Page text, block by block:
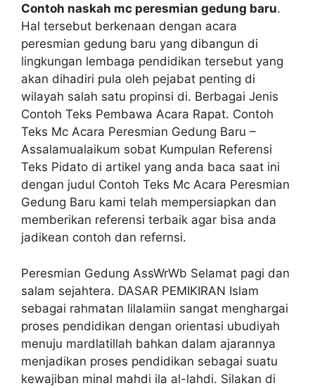
Contoh naskah mc peresmian gedung baru.
Hal tersebut berkenaan dengan acara
peresmian gedung baru yang dibangun di
lingkungan lembaga pendidikan tersebut yang
akan dihadiri pula oleh pejabat penting di
wilayah salah satu propinsi di. Berbagai Jenis
Contoh Teks Pembawa Acara Rapat. Contoh
Teks Mc Acara Peresmian Gedung Baru –
Assalamualaikum sobat Kumpulan Referensi
Teks Pidato di artikel yang anda baca saat ini
dengan judul Contoh Teks Mc Acara Peresmian
Gedung Baru kami telah mempersiapkan dan
memberikan referensi terbaik agar bisa anda
jadikean contoh dan refernsi.
Peresmian Gedung AssWrWb Selamat pagi dan
salam sejahtera. DASAR PEMIKIRAN Islam
sebagai rahmatan lilalamiin sangat menghargai
proses pendidikan dengan orientasi ubudiyah
menuju mardlatillah bahkan dalam ajarannya
menjadikan proses pendidikan sebagai suatu
kewajiban minal mahdi ila al-lahdi. Silakan di